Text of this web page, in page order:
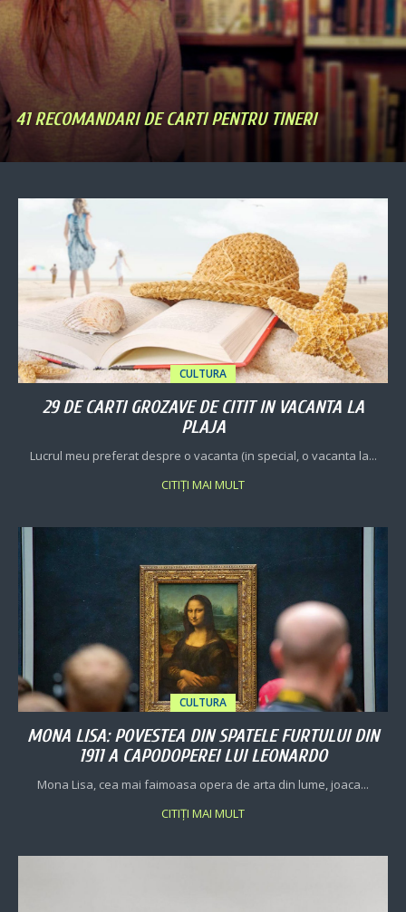
41 RECOMANDARI DE CARTI PENTRU TINERI
CULTURA
29 DE CARTI GROZAVE DE CITIT IN VACANTA LA
PLAJA
Lucrul meu preferat despre o vacanta (in special, o vacanta la...
CITIȚI MAI MULT
CULTURA
MONA LISA: POVESTEA DIN SPATELE FURTULUI DIN
1911 A CAPODOPEREI LUI LEONARDO
Mona Lisa, cea mai faimoasa opera de arta din lume, joaca...
CITIȚI MAI MULT